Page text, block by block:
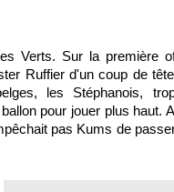
Verts. Sur la première
Ruffier d'un coup de
les Stéphanois,
pour jouer plus haut.
pas Kums de